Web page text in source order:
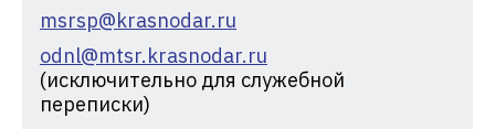
msrsp@krasnodar.ru
odnl@mtsr.krasnodar.ru
(исключительно для служебной
переписки)